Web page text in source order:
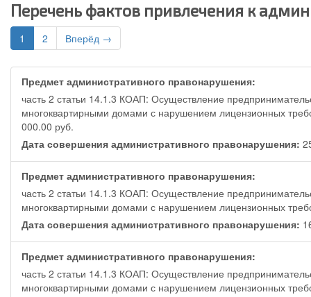
Перечень фактов привлечения к
1 2 Вперёд →
Предмет административного правонарушения:
часть 2 статьи 14.1.3 КОАП: Осуществление
многоквартирными домами с нарушением лицензионных
000.00 руб.
Дата совершения административного правонарушения:
Предмет административного правонарушения:
часть 2 статьи 14.1.3 КОАП: Осуществление
многоквартирными домами с нарушением лицензионных
Дата совершения административного правонарушения:
Предмет административного правонарушения:
часть 2 статьи 14.1.3 КОАП: Осуществление
многоквартирными домами с нарушением лицензионных